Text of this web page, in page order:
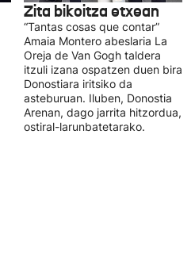
Zita bikoitza etxean
“Tantas cosas que contar”
Amaia Montero abeslaria La
Oreja de Van Gogh taldera
itzuli izana ospatzen duen bira
Donostiara iritsiko da
asteburuan. Iluben, Donostia
Arenan, dago jarrita hitzordua,
ostiral-larunbatetarako.